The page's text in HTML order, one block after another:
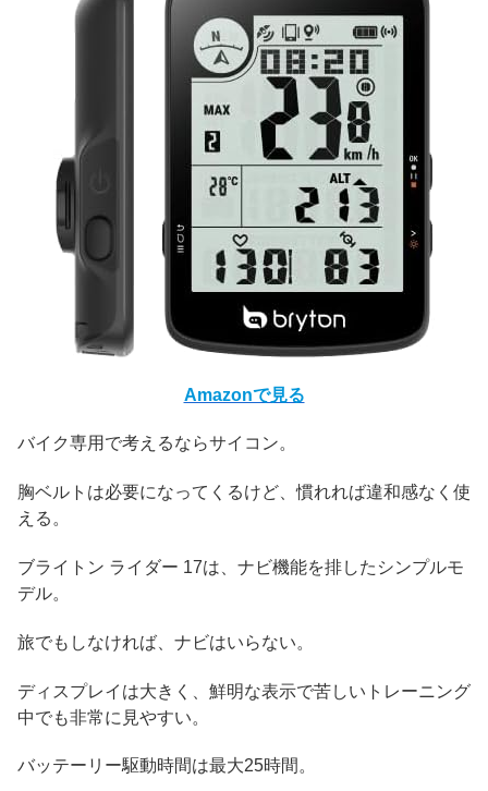
Amazonで見る
バイク専用で考えるならサイコン。
胸ベルトは必要になってくるけど、慣れれば違和感なく使
える。
ブライトン ライダー 17は、ナビ機能を排したシンプルモ
デル。
旅でもしなければ、ナビはいらない。
ディスプレイは大きく、鮮明な表示で苦しいトレーニング
中でも非常に見やすい。
バッテーリー駆動時間は最大25時間。